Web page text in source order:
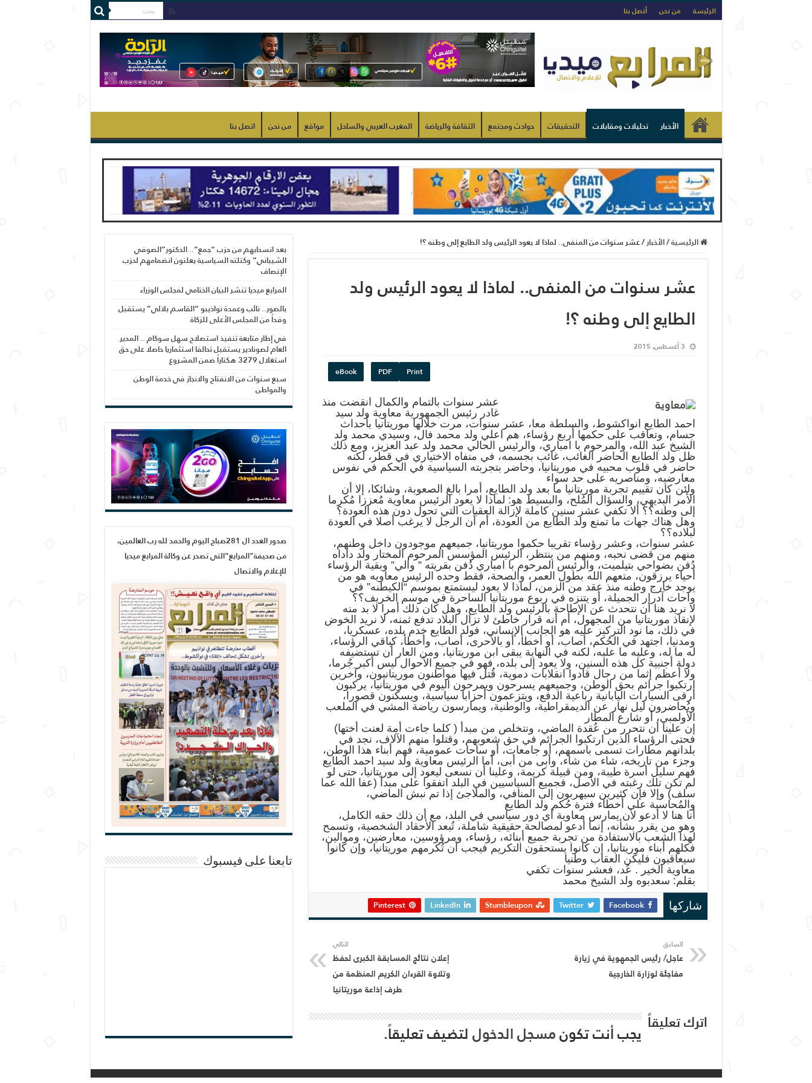
الرئيسة من نحن أتصل بنا
الأخبار تحليلات ومقابلات التحقيقات حوادث ومجتمع الثقافة والرياضة المغرب العربي والساحل مواقع من نحن اتصل بنا
الرئيسية/الأخبار/عشر سنوات من المنفى.. لماذا لا يعود الرئيس ولد الطايع إلى وطنه ؟!
عشر سنوات من المنفى.. لماذا لا يعود الرئيس ولد
الطايع إلى وطنه ؟!
3 أغسطس, 2015
Print
PDF
eBook
عشر سنوات بالتمام والكمال انقضت منذ
غادر رئيس الجمهورية معاوية ولد سيد
احمد الطايع انواكشوط، والسلطة معا، عشر سنوات، مرت خلالها موريتانيا بأحداث
جسام، وتعاقب على حكمها أربع رؤساء، هم اعلي ولد محمد فال، وسيدي محمد ولد
الشيخ عبد الله، والمرحوم با امباري، والرئيس الحالي محمد ولد عبد العزيز، ومع ذلك
ظل ولد الطايع الحاضر الغائب، غائب بجسمه، في منفاه الاختياري في قطر، لكنه
حاضر في قلوب محبيه في موريتانيا، وحاضر بتجربته السياسية في الحكم في نفوس
معارضيه، ومناصريه على حد سواء
ولئن كان تقييم تجربة موريتانيا ما بعد ولد الطايع، أمرا بالغ الصعوبة، وشائكا، إلا أن
الأمر البديهي، والسؤال المُلح، والبسيط هو: لماذا لا يعود الرئيس معاوية مُعززا مُكرما
إلى وطنه؟؟ ألا تكفي عشر سنين كاملة لإزالة العقبات التي تحول دون هذه العودة؟
وهل هناك جهات ما تمنع ولد الطايع من العودة، أم أن الرجل لا يرغب أصلا في العودة
لبلاده؟؟
عشر سنوات، وعشر رؤساء تقريبا حكموا موريتانيا، جميعهم موجودون داخل وطنهم،
منهم من قضى نحبه، ومنهم من ينتظر، الرئيس المؤسس المرحوم المختار ولد داداه
دُفن بضواحي بتيلميت، والرئيس المرحوم با امباري دُفن بقريته ” والي” وبقية الرؤساء
أحياء يرزقون، متعهم الله بطول العمر، والصحة، فقط وحده الرئيس معاويه هو من
يوجد خارج وطنه منذ عقد من الزمن، لماذا لا يعود ليستمتع بموسم “الكيطنه” في
واحات آدرار الجميلة، أو يتنزه في ربوع موريتانيا الساحرة في موسم الخريف؟؟
لا نريد هنا أن نتحدث عن الإطاحة بالرئيس ولد الطايع، وهل كان ذلك أمرا لا بد منه
لإنقاذ موريتانيا من المجهول، أم أنه قرار خاطئ لا تزال البلاد تدفع ثمنه، لا نريد الخوض
في ذلك، ما نود التركيز عليه هو الجانب الإنساني، فولد الطايع خدم بلده، عسكريا،
ومدنيا، اجتهد في الحُكم، أصاب، أو أخطأ، أو بالأحرى، أصاب، وأخطأ، كباقي الرؤساء،
له ما له، وعليه ما عليه، لكنه في النهاية يبقى ابن موريتانيا، ومن العار أن تستضيفه
دولة أجنبية كل هذه السنين، ولا يعود إلى بلده، فهو في جميع الأحوال ليس أكبر جُرما،
ولا أعظم إثما من رجال قادوا انقلابات دموية، قُتل فيها مواطنون موريتانيون، وآخرين
ارتكبوا جرائم بحق الوطن، وجميعهم يسرحون ويمرحون اليوم في موريتانيا، يركبون
أرقى السيارات اليابانية رباعية الدفع، ويتزعمون أحزابا سياسية، ويسكنون قصورا،
ويُحاضرون ليل نهار عن الديمقراطية، والوطنية، ويمارسون رياضة المشي في الملعب
الأولمبي، أو شارع المطار
إن علينا أن نتحرر من عُقدة الماضي، ونتخلص من مبدأ ( كلما جاءت أمة لعنت أختها)
فحتى الرؤساء الذين ارتكبوا الجرائم في حق شعوبهم، وقتلوا منهم الآلاف، نجد في
بلدانهم مطارات تسمى باسمهم، أو جامعات، أو ساحات عمومية، فهم أبناء هذا الوطن،
وجزء من تاريخه، شاء من شاء، وأبى من أبى، أما الرئيس معاوية ولد سيد احمد الطايع
فهم سليل أسرة طيبة، ومن قبيلة كريمة، وعلينا أن نسعى ليعود إلى موريتانيا، حتى لو
لم تكن تلك رغبته في الأصل، فجميع السياسيين في البلد اتفقوا على مبدأ (عفا الله عما
سلف) وإلا فإن كثيرين سيهربون إلى المنافي، والملاجئ إذا تم نبش الماضي،
والمُحاسبة على أخطاء فترة حُكم ولد الطايع
أنا هنا لا أدعو لأن يمارس معاوية أي دور سياسي في البلد، مع أن ذلك حقه الكامل،
وهو من يقرر بشأنه، إنما أدعو لمصالحة حقيقية شاملة، تُبعد الأحقاد الشخصية، وتسمح
لهذا الشعب بالاستفادة من تجربة جميع أبنائه، رؤساء، ومرؤوسين، معارضين، وموالين،
فكلهم أبناء موريتانيا، إن كانوا يستحقون التكريم فيجب أن تُكرمهم موريتانيا، وإن كانوا
سيعاقبون فليكن العقاب وطنيا
معاوية الخير . عُد، فعشر سنوات تكفي
بقلم: سعدبوه ولد الشيخ محمد
شاركها Facebook
Twitter
Stumbleupon
LinkedIn
Pinterest
السابق
عاجل/ رئيس الجمهوية في زيارة
مفاجئة لوزارة الخارجية
التالي
إعلان نتائج المسابقة الكبرى لحفظ
وتلاوة القرءان الكريم المنظمة من
طرف إذاعة موريتانيا
اترك تعليقاً يجب أنت تكونمسجل الدخوللتضيف تعليقاً.
بعد انسحابهم من حزب “جمع”.. الدكتور”الصوفي
الشيباني” وكتلته السياسية يعلنون انضمامهم لحزب
الإنصاف
المرابع ميديا تنشر البيان الختامي لمجلس الوزراء
بالصور.. نائب وعمدة نواذيبو “القاسم بلالي” يستقبل
وفداً من المجلس الأعلى للزكاة
في إطار متابعة تنفيذ استصلاح سهل سوكام .. المدير
العام لصونادير يستقبل تحالفا استثماريا حاصلا على حق
استغلال 3279 هكتاراً ضمن المشروع
سبع سنوات من الانفتاح والانجاز في خدمة الوطن
والمواطن
صدور العدد ال 281صباح اليوم والحمد لله رب العالمين،
من صحيفة"المرابع"التي تصدر عن وكالة المرابع ميديا
للإعلام والاتصال
تابعنا على فيسبوك